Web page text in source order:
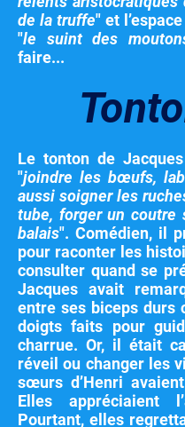
de la truffe" et
"le suint des
faire...
Le tonton de
"joindre les bœufs,
aussi soigner les
tube, forger un coutre
balais". Comédien, il
pour raconter les
consulter quand se
Jacques avait
entre ses biceps durs
doigts faits pour
charrue. Or, il était
réveil ou changer les
sœurs d’Henri
Elles appréciaient
Pourtant, elles